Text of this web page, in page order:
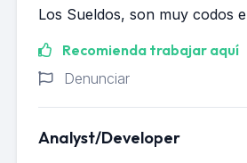
Los Sueldos, son muy codos
Recomienda trabajar aquí
Denunciar
Analyst/Developer